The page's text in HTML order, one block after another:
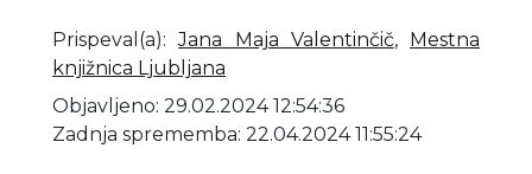
Prispeval(a):Jana Maja Valentinčič,
Mestna
knjižnica Ljubljana
Objavljeno: 29.02.2024 12:54:36
Zadnja sprememba: 22.04.2024 11:55:24